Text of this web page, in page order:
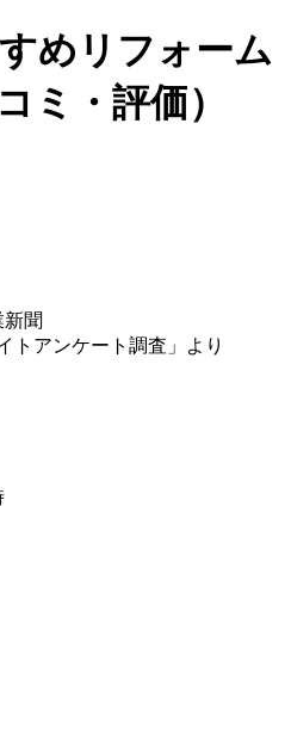
めリフォーム
ミ・評価）
聞
トアンケート調査」より